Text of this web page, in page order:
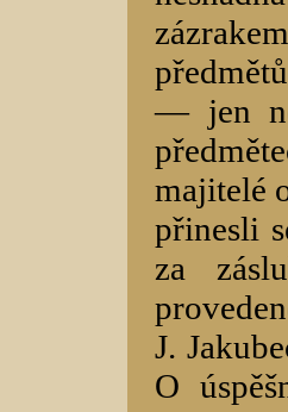
— jen
majitelé
přinesli
za
J.
O